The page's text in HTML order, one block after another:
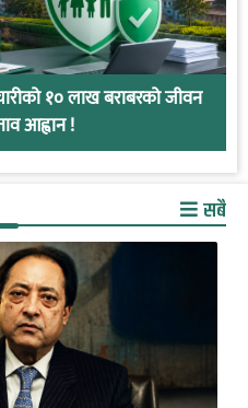
१० लाख बराबरको जीवन
आह्वान !
सबै